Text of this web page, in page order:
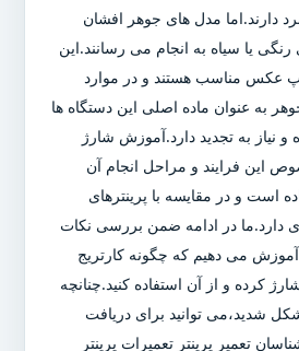
دارند.اما مدل های جوهر افشان
یا سیاه به انجام می رسانند.این
عکس مناسب هستند و در موارد
به عنوان ماده اصلی این دستگاه ها
نیاز به تجدید دارد.آموزش شارژ
این فرایند و مراحل انجام آن
است و در مقایسه با پرینترهای
دارد.ما در ادامه ضمن بررسی نکات
می دهیم که چگونه کارتریج
کرده و از آن استفاده کنید.چنانچه
شدید،می توانید برای دریافت
تعمیر پرینتر تعمیرات پرینتر